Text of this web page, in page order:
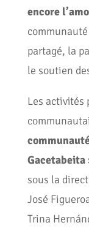
encore
partagé, la
le soutien
Les activités
Gacetabeita
sous la
José
Trina